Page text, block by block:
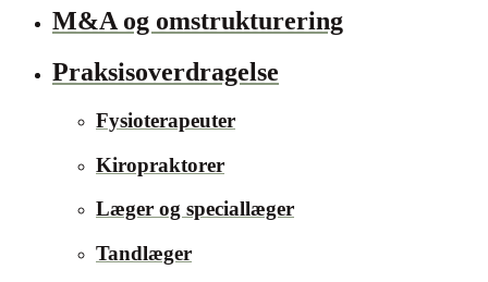
M&A og omstrukturering
Praksisoverdragelse
Fysioterapeuter
Kiropraktorer
Læger og speciallæger
Tandlæger